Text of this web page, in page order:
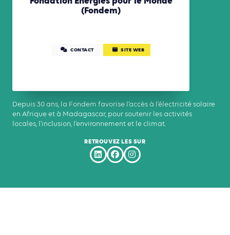
(Fondem)
CONTACT SITE WEB
Depuis 30 ans, la Fondem favorise l’accès à l’électricité solaire
en Afrique et à Madagascar, pour soutenir les activités
locales, l’inclusion, l’environnement et le climat.
RETROUVEZ LES SUR